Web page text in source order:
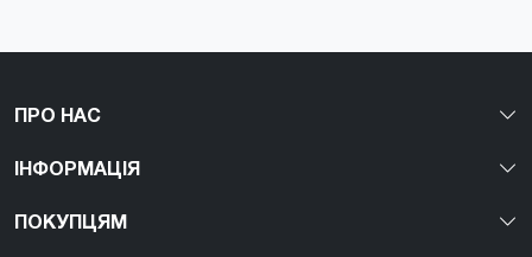
ПРО НАС
ІНФОРМАЦІЯ
ПОКУПЦЯМ